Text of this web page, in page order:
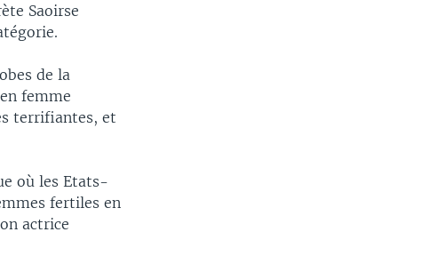
Saoirse
de la
femme
terrifiantes, et
où les Etats-
fertiles en
actrice